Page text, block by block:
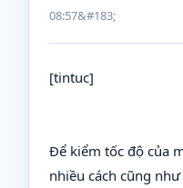
08:57
[tintuc]
Để kiểm tốc độ của
nhiều cách cũng